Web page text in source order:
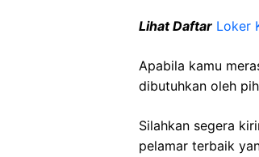
Lihat Daftar Loker
Apabila kamu
dibutuhkan oleh
Silahkan segera
pelamar terbaik